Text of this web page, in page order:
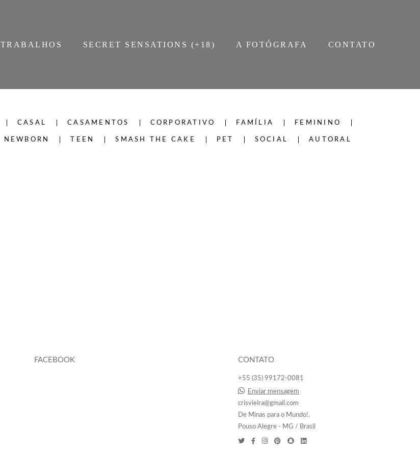
TRABALHOS SECRET SENSATIONS (+18) A FOTÓGRAFA CONTATO
CASAL CASAMENTOS CORPORATIVO FAMÍLIA FEMININO
NEWBORN TEEN SMASH THE CAKE PET SOCIAL AUTORAL
FACEBOOK CONTATO
+55 (35) 99172-0081
Enviar mensagem
crisvieira@gmail.com
De Minas para o Mundo!,
Pouso Alegre - MG / Brasil